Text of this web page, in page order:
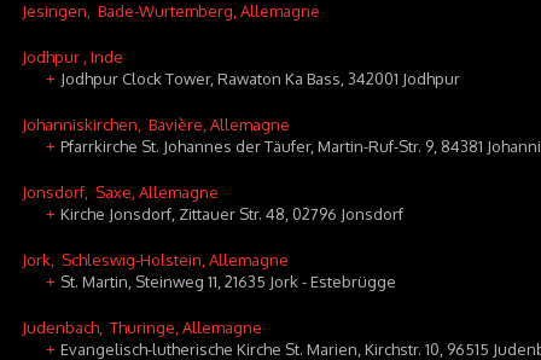
Jesingen , Bade-Wurtemberg, Allemagne
Jodhpur , Inde
+ Jodhpur Clock Tower, Rawaton Ka Bass, 342001 Jodhpur
Johanniskirchen , Bavière, Allemagne
+ Pfarrkirche St. Johannes der Täufer, Martin-Ruf-Str. 9, 84381
Jonsdorf , Saxe, Allemagne
+ Kirche Jonsdorf, Zittauer Str. 48, 02796 Jonsdorf
Jork , Schleswig-Holstein, Allemagne
+ St. Martin, Steinweg 11, 21635 Jork - Estebrügge
Judenbach , Thuringe, Allemagne
+ Evangelisch-lutherische Kirche St. Marien, Kirchstr. 10, 96515